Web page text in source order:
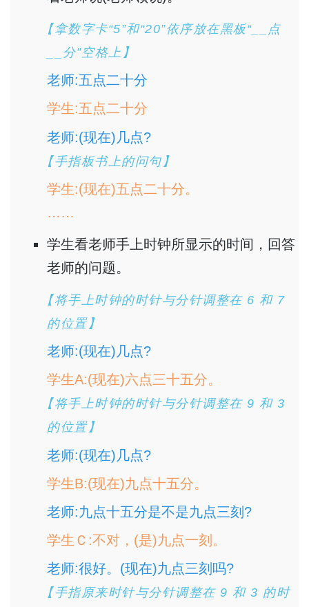
【拿数字卡“5”和“20”依序放在黑板“__点
__分”空格上】
老师:五点二十分
学生:五点二十分
老师:(现在)几点?
【手指板书上的问句】
学生:(现在)五点二十分。
……
学生看老师手上时钟所显示的时间，回答
老师的问题。
【将手上时钟的时针与分针调整在 6 和 7
的位置】
老师:(现在)几点?
学生A:(现在)六点三十五分。
【将手上时钟的时针与分针调整在 9 和 3
的位置】
老师:(现在)几点?
学生B:(现在)九点十五分。
老师:九点十五分是不是九点三刻?
学生Ｃ:不对，(是)九点一刻。
老师:很好。(现在)九点三刻吗?
【手指原来时针与分针调整在 9 和 3 的时